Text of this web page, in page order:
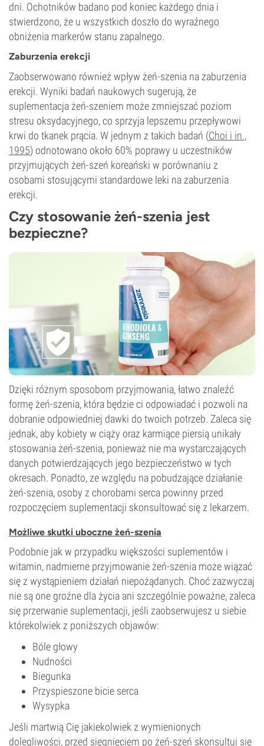
dni. Ochotników badano pod koniec każdego dnia i
stwierdzono, że u wszystkich doszło do wyraźnego
obniżenia markerów stanu zapalnego.
Zaburzenia erekcji
Zaobserwowano również wpływ żeń-szenia na zaburzenia
erekcji. Wyniki badań naukowych sugerują, że
suplementacja żeń-szeniem może zmniejszać poziom
stresu oksydacyjnego, co sprzyja lepszemu przepływowi
krwi do tkanek prącia. W jednym z takich badań (Choi i in.,
1995) odnotowano około 60% poprawy u uczestników
przyjmujących żeń-szeń koreański w porównaniu z
osobami stosującymi standardowe leki na zaburzenia
erekcji.
Czy stosowanie żeń-szenia jest
bezpieczne?
Dzięki różnym sposobom przyjmowania, łatwo znaleźć
formę żeń-szenia, która będzie ci odpowiadać i pozwoli na
dobranie odpowiedniej dawki do twoich potrzeb. Zaleca się
jednak, aby kobiety w ciąży oraz karmiące piersią unikały
stosowania żeń-szenia, ponieważ nie ma wystarczających
danych potwierdzających jego bezpieczeństwo w tych
okresach. Ponadto, ze względu na pobudzające działanie
żeń-szenia, osoby z chorobami serca powinny przed
rozpoczęciem suplementacji skonsultować się z lekarzem.
Możliwe skutki uboczne żeń-szenia
Podobnie jak w przypadku większości suplementów i
witamin, nadmierne przyjmowanie żeń-szenia może wiązać
się z wystąpieniem działań niepożądanych. Choć zazwyczaj
nie są one groźne dla życia ani szczególnie poważne, zaleca
się przerwanie suplementacji, jeśli zaobserwujesz u siebie
którekolwiek z poniższych objawów:
Bóle głowy
Nudności
Biegunka
Przyspieszone bicie serca
Wysypka
Jeśli martwią Cię jakiekolwiek z wymienionych
dolegliwości, przed sięgnięciem po żeń-szeń skonsultuj się